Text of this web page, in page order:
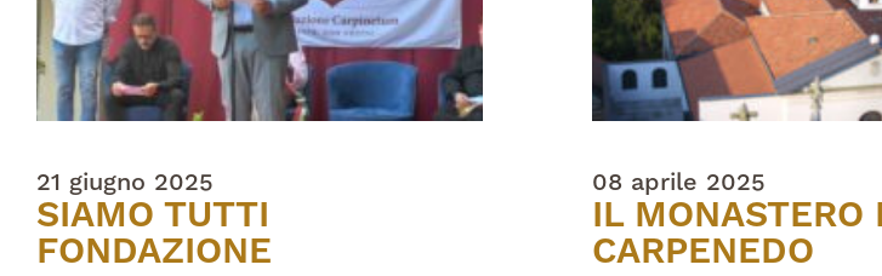
21 giugno 2025
SIAMO TUTTI
FONDAZIONE
08 aprile 2025
IL MONASTERO
CARPENEDO